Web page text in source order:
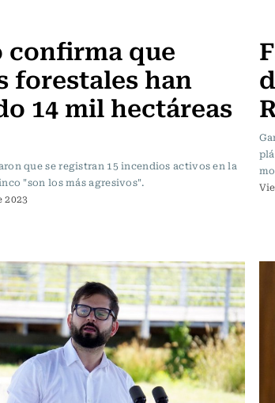
confirma que
forestales han
14 mil hectáreas
que se registran 15 incendios activos en la
"son los más agresivos".
2023